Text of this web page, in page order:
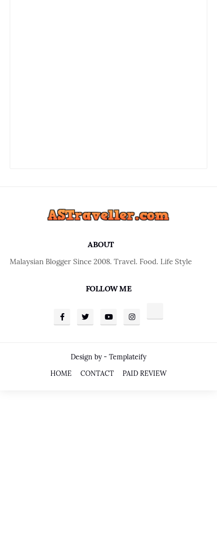
ABOUT
Malaysian Blogger Since 2008. Travel. Food. Life Style
FOLLOW ME
Design by - Templateify
HOME
CONTACT PAID REVIEW